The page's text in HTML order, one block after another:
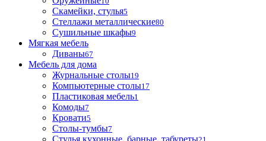
Скамейки, стулья5
Стеллажи металлические80
Сушильные шкафы9
Мягкая мебель
Диваны67
Мебель для дома
Журнальные столы19
Компьютерные столы17
Пластиковая мебель1
Комоды7
Кровати5
Столы-тумбы7
Стулья кухонные, барные, табуреты